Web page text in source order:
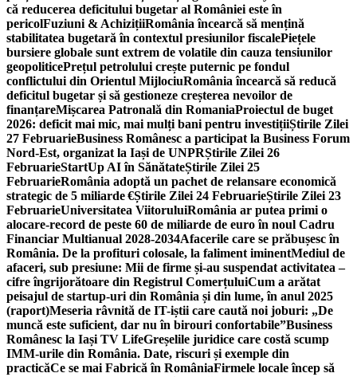
că reducerea deficitului bugetar al României este în
pericolFuziuni & AchizițiiRomânia încearcă să mențină
stabilitatea bugetară în contextul presiunilor fiscalePiețele
bursiere globale sunt extrem de volatile din cauza tensiunilor
geopoliticePrețul petrolului crește puternic pe fondul
conflictului din Orientul MijlociuRomânia încearcă să reducă
deficitul bugetar și să gestioneze creșterea nevoilor de
finanțareMișcarea Patronală din RomaniaProiectul de buget
2026: deficit mai mic, mai mulți bani pentru investițiiȘtirile Zilei
27 FebruarieBusiness Românesc a participat la Business Forum
Nord-Est, organizat la Iași de UNPRȘtirile Zilei 26
FebruarieStartUp AI în SănătateȘtirile Zilei 25
FebruarieRomânia adoptă un pachet de relansare economică
strategic de 5 miliarde €Știrile Zilei 24 FebruarieȘtirile Zilei 23
FebruarieUniversitatea ViitoruluiRomânia ar putea primi o
alocare-record de peste 60 de miliarde de euro în noul Cadru
Financiar Multianual 2028-2034Afacerile care se prăbușesc în
România. De la profituri colosale, la faliment iminentMediul de
afaceri, sub presiune: Mii de firme și-au suspendat activitatea –
cifre îngrijorătoare din Registrul ComerțuluiCum a arătat
peisajul de startup-uri din România și din lume, în anul 2025
(raport)Meseria râvnită de IT-iștii care caută noi joburi: „De
muncă este suficient, dar nu în birouri confortabile”Business
Românesc la Iași TV LifeGreșelile juridice care costă scump
IMM-urile din România. Date, riscuri și exemple din
practicăCe se mai Fabrică în RomâniaFirmele locale încep să